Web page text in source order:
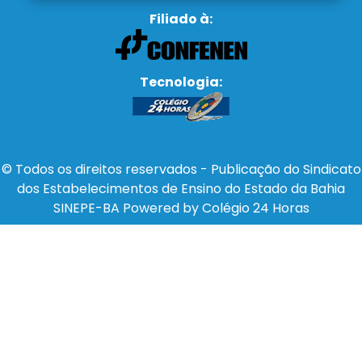
Filiado à:
Tecnologia:
© Todos os direitos reservados - Publicação do Sindicato
dos Estabelecimentos de Ensino do Estado da Bahia
SINEPE-BA Powered by Colégio 24 Horas